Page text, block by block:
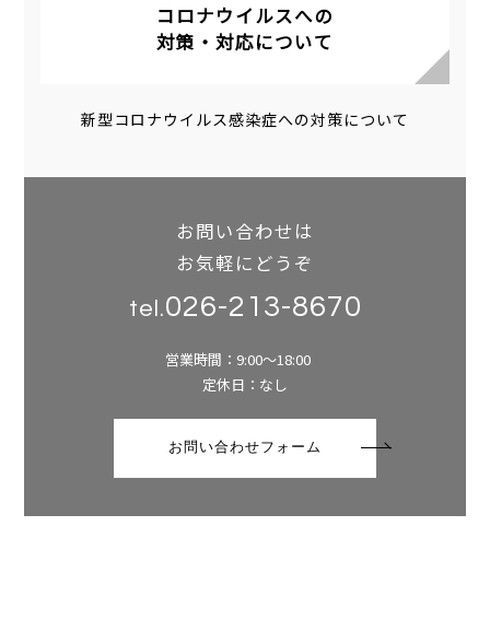
コロナウイルスへの
対策・対応について
新型コロナウイルス感染症への対策について
お問い合わせは
お気軽にどうぞ
tel.026-213-8670
営業時間：9:00～18:00
定休日：なし
お問い合わせフォーム